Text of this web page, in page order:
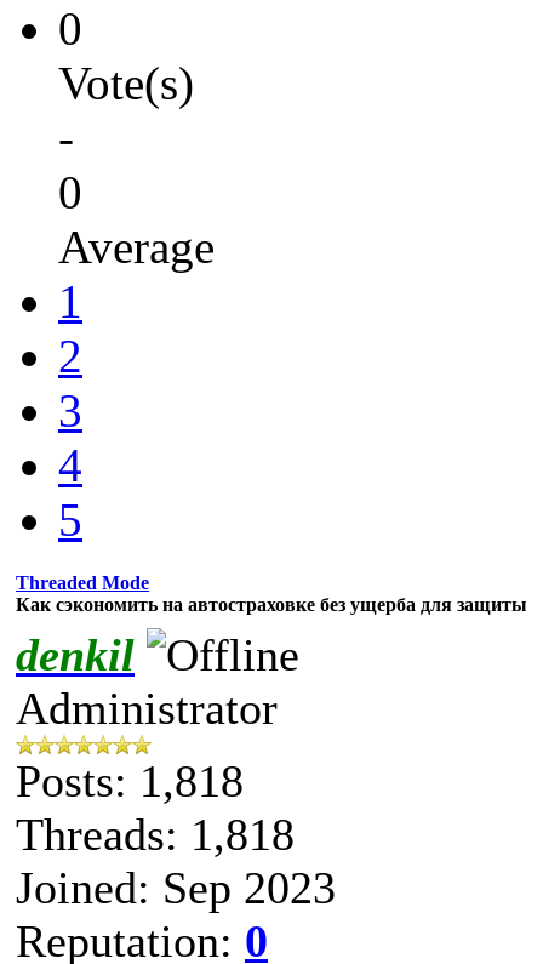
0
Vote(s)
-
0
Average
1
2
3
4
5
Threaded Mode
Как сэкономить на автостраховке без ущерба для защиты
denkil
Administrator
Posts: 1,818
Threads: 1,818
Joined: Sep 2023
Reputation: 0